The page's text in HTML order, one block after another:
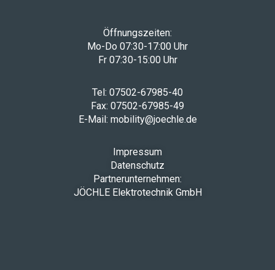
Öffnungszeiten:
Mo-Do 07:30-17:00 Uhr
Fr 07:30-15:00 Uhr
Tel: 07502-67985-40
Fax: 07502-67985-49
E-Mail: mobility@joechle.de
Impressum
Datenschutz
Partnerunternehmen:
JÖCHLE Elektrotechnik GmbH